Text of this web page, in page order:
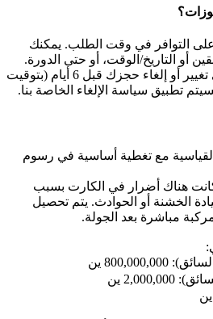
على التوافر في وقت الطلب. يمكنك
أو التاريخ/الوقت، أو حتى الدورة.
ومع ذلك، إذا كنت ترغب في تغيير أو إلغاء حجزك قبل 6 أيام (بتوقيت
تطبيق سياسة الإلغاء الخاصة بنا.
مع تغطية أساسية في رسوم
هناك أضرار في الكارت بسبب
الخشنة أو الحوادث. يتم تحصيل
ين
ين